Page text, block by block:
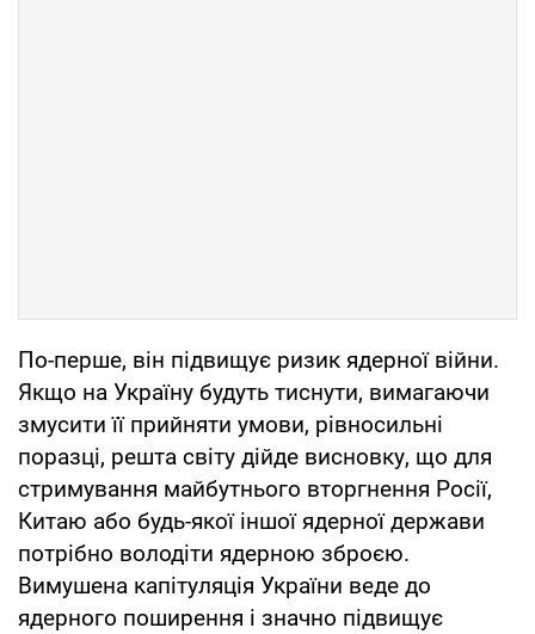
По-перше, він підвищує ризик ядерної війни.
Якщо на Україну будуть тиснути, вимагаючи
змусити її прийняти умови, рівносильні
поразці, решта світу дійде висновку, що для
стримування майбутнього вторгнення Росії,
Китаю або будь-якої іншої ядерної держави
потрібно володіти ядерною зброєю.
Вимушена капітуляція України веде до
ядерного поширення і значно підвищує